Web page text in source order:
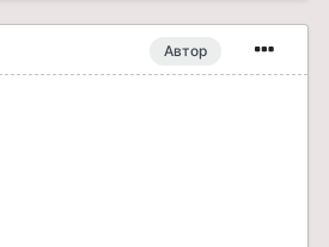
Автор